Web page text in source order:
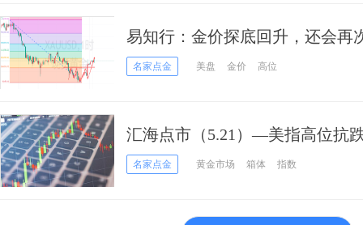
易知行：金价探底回升，还会再
名家点金 美盘 金价 高位
汇海点市（5.21）—美指高位抗
日游！
名家点金 黄金市场 箱体 指数